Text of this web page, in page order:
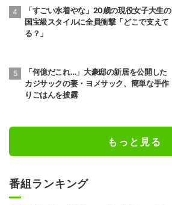
「すごい水着やな」20歳の現役女子大生の
国宝級スタイルに全員衝撃「どこで支えて
る？」
「何億だこれ…」大豪邸の新居を公開した
カジサックの妻・ヨメサック、簡単な手作
りごはんを披露
もっと見る
番組ランキング